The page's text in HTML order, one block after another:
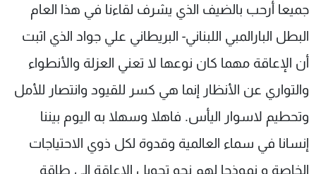
جميعا أرحب بالضيف الذي يشرف لقاءنا في هذا العام
البطل ‏البارالمبي اللبناني- البريطاني علي جواد الذي اثبت
أن الإعاقة مهما كان نوعها لا تعني العزلة والأنطواء
والتواري عن الأنظار إنما هي كسر للقيود وانتصار للأمل
وتحطيم لاسوار اليأس. ‏فاهلا وسهلا به اليوم بيننا
إنسانا في سماء العالمية وقدوة لكل ذوي الاحتياجات
الخاصة و نموذجا لهم نحو تحويل الإعاقة إلى طاقة